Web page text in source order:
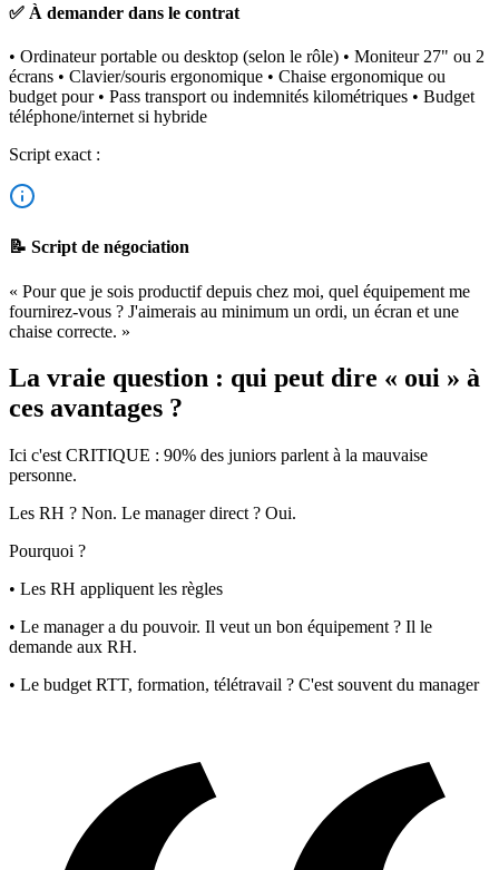
✅ À demander dans le contrat
• Ordinateur portable ou desktop (selon le rôle) • Moniteur 27" ou 2
écrans • Clavier/souris ergonomique • Chaise ergonomique ou
budget pour • Pass transport ou indemnités kilométriques • Budget
téléphone/internet si hybride
Script exact :
📝 Script de négociation
« Pour que je sois productif depuis chez moi, quel équipement me
fournirez-vous ? J'aimerais au minimum un ordi, un écran et une
chaise correcte. »
La vraie question : qui peut dire « oui » à
ces avantages ?
Ici c'est CRITIQUE : 90% des juniors parlent à la mauvaise
personne.
Les RH ? Non. Le manager direct ? Oui.
Pourquoi ?
• Les RH appliquent les règles
• Le manager a du pouvoir. Il veut un bon équipement ? Il le
demande aux RH.
• Le budget RTT, formation, télétravail ? C'est souvent du manager